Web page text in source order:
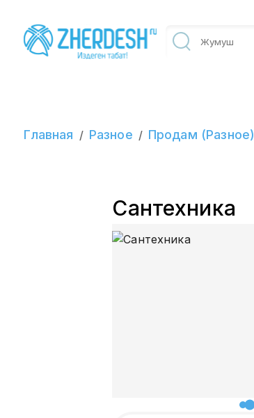
Главная / Разное / Продам (Разное)
Сантехника